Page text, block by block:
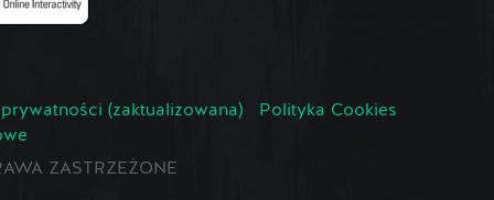
(zaktualizowana)
Polityka Cookies
ZASTRZEŻONE